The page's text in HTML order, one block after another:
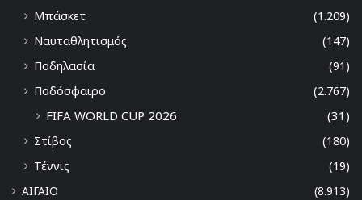
Μπάσκετ
(1.209)
Ναυταθλητισμός
(147)
Ποδηλασία
(91)
Ποδόσφαιρο
(2.767)
FIFA WORLD CUP 2026 (31)
Στίβος
(180)
Τέννις
(19)
ΑΙΓΑΙΟ
(8.913)